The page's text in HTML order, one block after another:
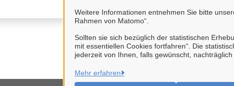
Weitere Informationen entnehmen Sie bitte
Rahmen von Matomo“.
Sollten sie sich bezüglich der statistischen
mit essentiellen Cookies fortfahren“. Die
jederzeit von Ihnen, falls gewünscht, nachträglich
Mehr erfahren